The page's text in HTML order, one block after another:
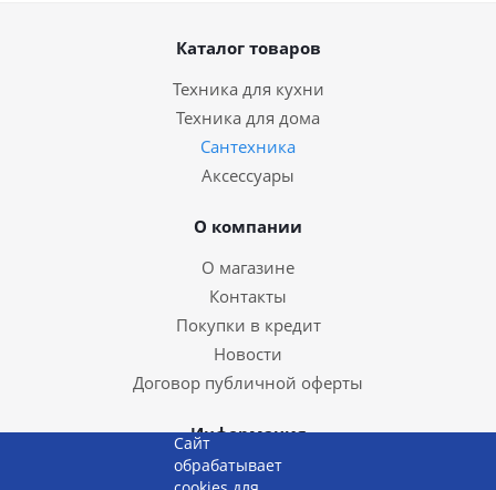
Каталог товаров
Техника для кухни
Техника для дома
Сантехника
Аксессуары
О компании
О магазине
Контакты
Покупки в кредит
Новости
Договор публичной оферты
Информация
Доставка и оплата
Сайт
обрабатывает